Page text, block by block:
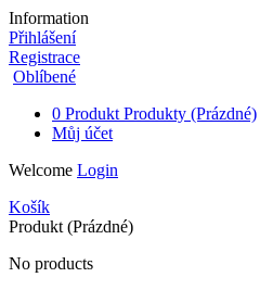
Information
Přihlášení
Registrace
Oblíbené
0 Produkt Produkty (Prázdné)
Můj účet
Welcome Login
Košík
Produkt (Prázdné)
No products